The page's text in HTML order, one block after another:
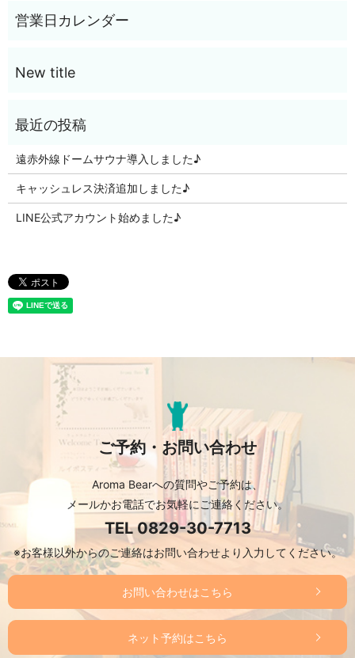
遠赤外線ドームサウナ導入しました♪
キャッシュレス決済追加しました♪
LINE公式アカウント始めました♪
ご予約・お問い合わせ
Aroma Bearへの質問やご予約は、
メールかお電話でお気軽にご連絡ください。
TEL0829-30-7713
※お客様以外からのご連絡はお問い合わせより入力してください。
お問い合わせはこちら
ネット予約はこちら